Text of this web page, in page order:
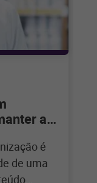
a
é
de uma